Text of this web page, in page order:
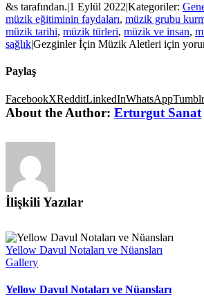
&s tarafından.|1 Eylül 2022|Kategoriler:
müzik eğitiminin faydaları, müzik grubu
müzik tarihi, müzik türleri, müzik ve insan,
sağlık|Gezginler İçin Müzik Aletleri için
Paylaş
FacebookXRedditLinkedInWhatsAppTumblr
About the Author: Erturgut Sanat
İlişkili Yazılar
Yellow Davul Notaları ve Nüansları
Gallery
Yellow Davul Notaları ve Nüansları